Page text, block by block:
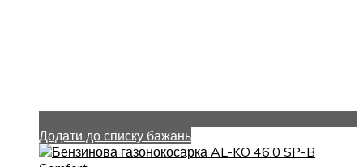
Додати до списку бажань